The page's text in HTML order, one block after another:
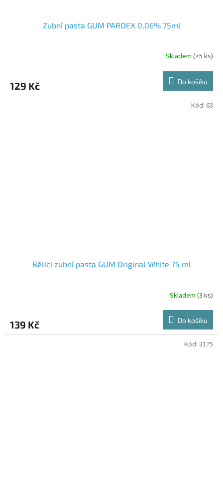
Zubní pasta GUM PAROEX 0,06% 75ml
Skladem (>5 ks)
129 Kč Do košíku
Bělicí zubní pasta GUM Original White 75 ml
Skladem (3 ks)
139 Kč Do košíku
Kód: 63
Kód: 3175